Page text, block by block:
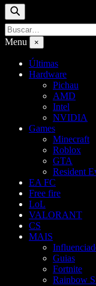
Buscar
Buscar
por:
Menu ×
Últimas
Hardware
Pichau
AMD
Intel
NVIDIA
Games
Minecraft
Roblox
GTA
Resident
EA FC
Free fire
LoL
VALORANT
CS
MAIS
Guias
Fortnite
Rainbow